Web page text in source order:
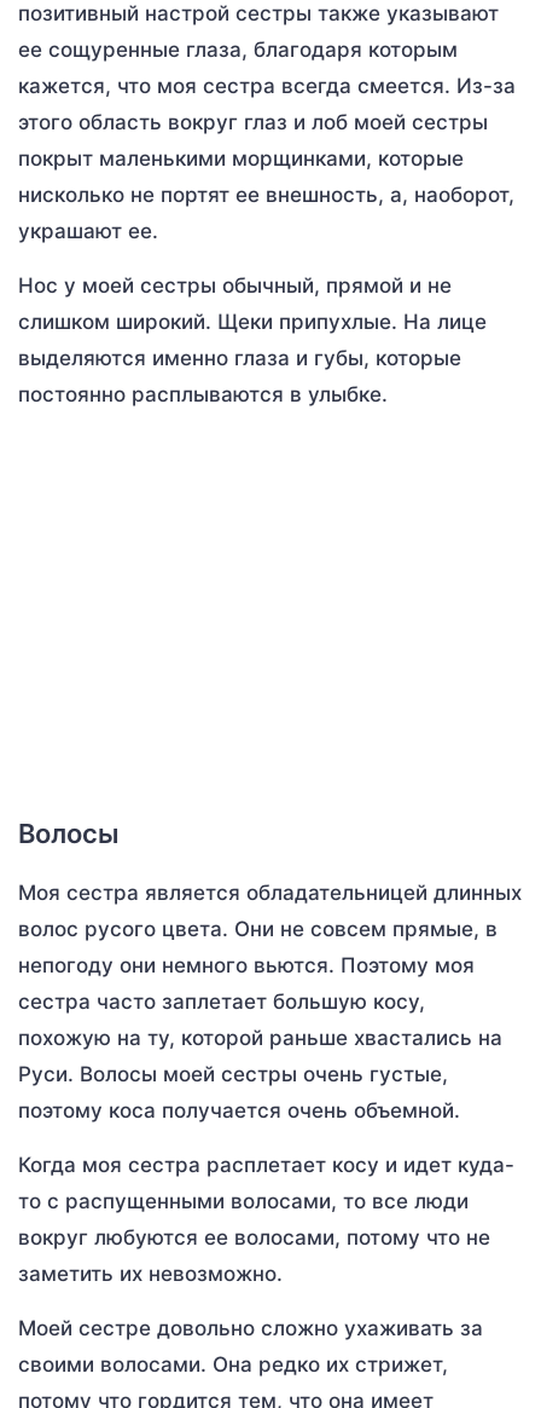
позитивный настрой сестры также указывают
ее сощуренные глаза, благодаря которым
кажется, что моя сестра всегда смеется. Из-за
этого область вокруг глаз и лоб моей сестры
покрыт маленькими морщинками, которые
нисколько не портят ее внешность, а, наоборот,
украшают ее.
Нос у моей сестры обычный, прямой и не
слишком широкий. Щеки припухлые. На лице
выделяются именно глаза и губы, которые
постоянно расплываются в улыбке.
Волосы
Моя сестра является обладательницей длинных
волос русого цвета. Они не совсем прямые, в
непогоду они немного вьются. Поэтому моя
сестра часто заплетает большую косу,
похожую на ту, которой раньше хвастались на
Руси. Волосы моей сестры очень густые,
поэтому коса получается очень объемной.
Когда моя сестра расплетает косу и идет куда-
то с распущенными волосами, то все люди
вокруг любуются ее волосами, потому что не
заметить их невозможно.
Моей сестре довольно сложно ухаживать за
своими волосами. Она редко их стрижет,
потому что гордится тем, что она имеет